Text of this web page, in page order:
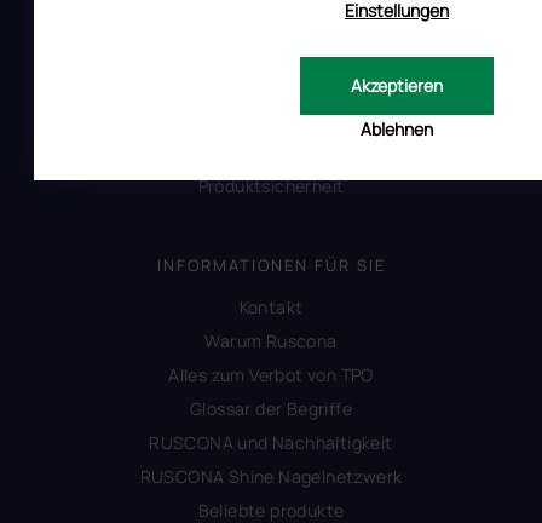
Einstellungen
Ablehnen
Akzeptieren
Allgemeine Geschäftsbedingungen
Datenschutzerklärung
Produktsicherheit
INFORMATIONEN FÜR SIE
Kontakt
Warum Ruscona
Alles zum Verbot von TPO
Glossar der Begriffe
RUSCONA und Nachhaltigkeit
RUSCONA Shine Nagelnetzwerk
Beliebte produkte